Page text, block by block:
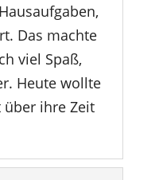
Das machte
viel Spaß,
Heute wollte
ihre Zeit